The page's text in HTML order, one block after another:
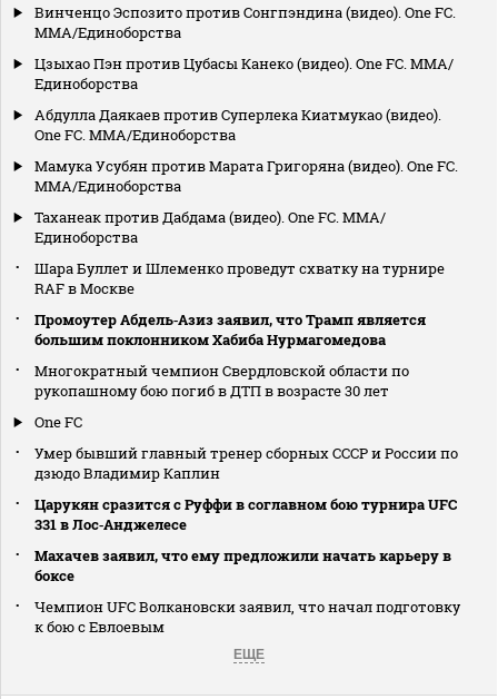
Винченцо Эспозито против Сонгпэндина (видео). One FC.
MMA/Единоборства
Цзыхао Пэн против Цубасы Канеко (видео). One FC. MMA/
Единоборства
Абдулла Даякаев против Суперлека Киатмукао (видео).
One FC. MMA/Единоборства
Мамука Усубян против Марата Григоряна (видео). One FC.
MMA/Единоборства
Таханеак против Дабдама (видео). One FC. MMA/
Единоборства
Шара Буллет и Шлеменко проведут схватку на турнире
RAF в Москве
Промоутер Абдель‑Азиз заявил, что Трамп является
большим поклонником Хабиба Нурмагомедова
Многократный чемпион Свердловской области по
рукопашному бою погиб в ДТП в возрасте 30 лет
One FC
Умер бывший главный тренер сборных СССР и России по
дзюдо Владимир Каплин
Царукян сразится с Руффи в соглавном бою турнира UFC
331 в Лос‑Анджелесе
Махачев заявил, что ему предложили начать карьеру в
боксе
Чемпион UFC Волкановски заявил, что начал подготовку
к бою с Евлоевым
ЕЩЕ